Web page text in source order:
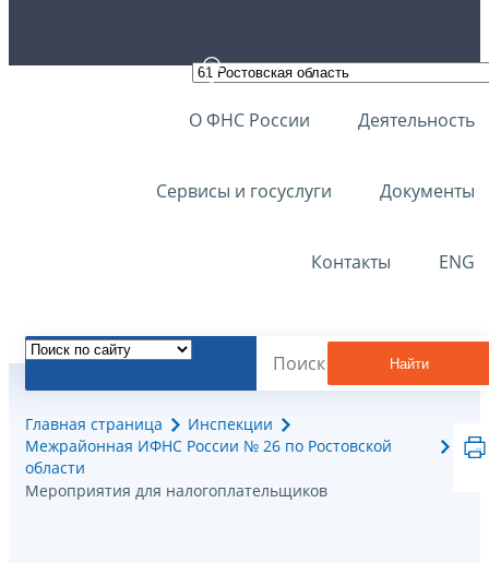
О ФНС России Деятельность
Сервисы и госуслуги Документы
Контакты ENG
Найти
Главная страница
Инспекции
Межрайонная ИФНС России № 26 по Ростовской
области
Мероприятия для налогоплательщиков